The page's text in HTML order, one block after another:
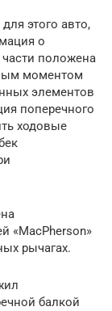
этого авто,
о
положена
моментом
элементов
поперечного
ходовые
«MacPherson»
рычагах.
балкой